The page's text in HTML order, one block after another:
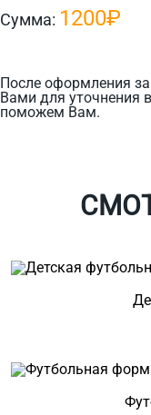
После оформления
Вами для уточнения
поможем Вам.
Сумма: 1200₽